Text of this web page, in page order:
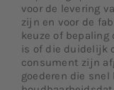
voor de levering
zijn en voor de
keuze of bepaling
is of die duidelijk
consument zijn
goederen die snel